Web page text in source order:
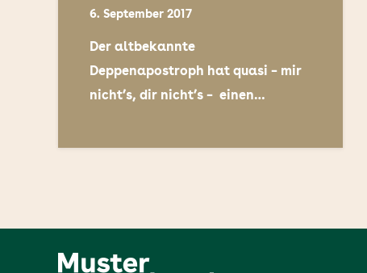
6. September 2017
Der altbekannte
Deppenapostroph hat quasi – mir
nicht’s, dir nicht’s – einen…